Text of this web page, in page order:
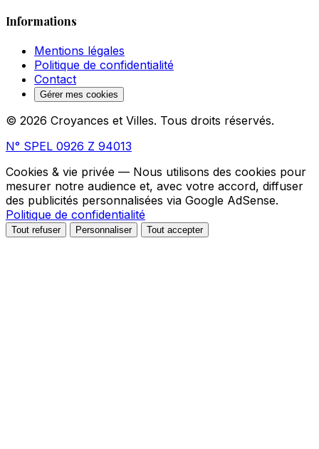
Informations
Mentions légales
Politique de confidentialité
Contact
Gérer mes cookies
© 2026 Croyances et Villes. Tous droits réservés.
N° SPEL 0926 Z 94013
Cookies & vie privée — Nous utilisons des cookies pour
mesurer notre audience et, avec votre accord, diffuser
des publicités personnalisées via Google AdSense.
Politique de confidentialité
Tout refuser Personnaliser Tout accepter